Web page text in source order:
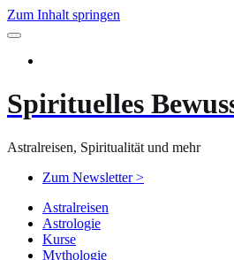
Zum Inhalt springen
Spirituelles
Astralreisen, Spiritualität und mehr
Zum Newsletter >
Astralreisen
Astrologie
Kurse
Mythologie